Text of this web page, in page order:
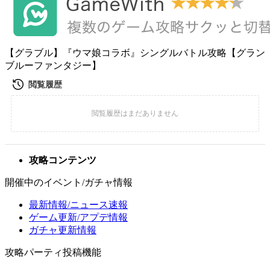
【グラブル】『ウマ娘コラボ』シングルバトル攻略【グラン
ブルーファンタジー】
攻略コンテンツ
開催中のイベント/ガチャ情報
最新情報/ニュース速報
ゲーム更新/アプデ情報
ガチャ更新情報
攻略パーティ投稿機能